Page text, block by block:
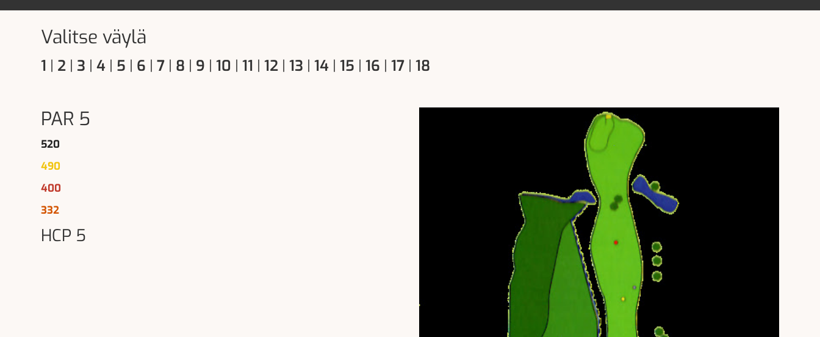
Valitse väylä
1 | 2 | 3 | 4 | 5 | 6 | 7 | 8 | 9 | 10 | 11 | 12 | 13 | 14 | 15 | 16 | 17 | 18
PAR 5
520
490
400
332
HCP 5​​​​​​​